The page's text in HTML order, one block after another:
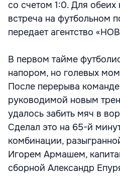
со счетом 1:0. Для обеих
встреча на футбольном
передает агентство
В первом тайме
напором, но голевых
После перерыва
руководимой новым
удалось забить мяч в
Сделал это на 65-й
комбинации,
Игорем Армашем,
сборной Александр